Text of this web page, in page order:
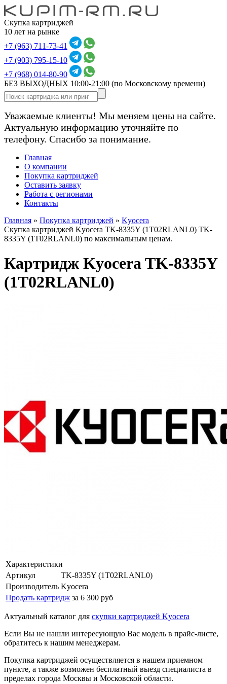
Скупка картриджей
10 лет на рынке
+7 (963) 711-73-41
+7 (903) 795-15-10
+7 (968) 014-80-90
БЕЗ ВЫХОДНЫХ 10:00-21:00 (по Московскому времени)
Уважаемые клиенты! Мы меняем цены на сайте.
Актуальную информацию уточняйте по
телефону. Спасибо за понимание.
Главная
О компании
Покупка картриджей
Оставить заявку
Работа с регионами
Контакты
Главная » Покупка картриджей » Kyocera
Скупка картриджей Kyocera TK-8335Y (1T02RLANL0) TK-
8335Y (1T02RLANL0) по максимальным ценам.
Картридж Kyocera TK-8335Y
(1T02RLANL0)
Характеристики
Артикул
TK-8335Y (1T02RLANL0)
Производитель Kyocera
Продать картридж за 6 300 руб
Актуальный каталог для скупки картриджей Kyocera
Если Вы не нашли интересующую Вас модель в прайс-листе,
обратитесь к нашим менеджерам.
Покупка картриджей осуществляется в нашем приемном
пункте, а также возможен бесплатный выезд специалиста в
пределах города Москвы и Московской области.